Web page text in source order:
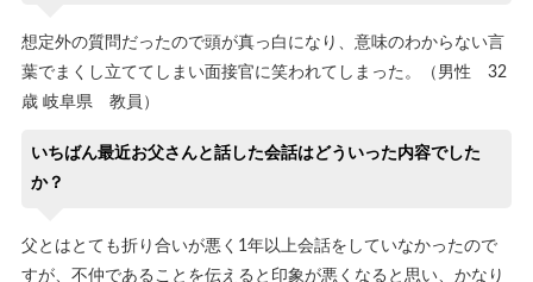
想定外の質問だったので頭が真っ白になり、意味のわからない言
葉でまくし立ててしまい面接官に笑われてしまった。（男性 32
歳 岐阜県 教員）
いちばん最近お父さんと話した会話はどういった内容でした
か？
父とはとても折り合いが悪く1年以上会話をしていなかったので
すが、不仲であることを伝えると印象が悪くなると思い、かなり